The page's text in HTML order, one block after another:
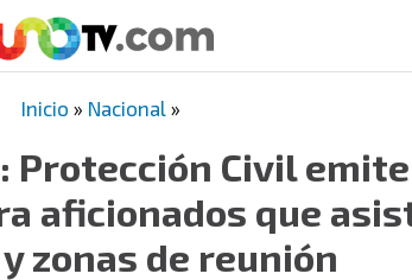
Inicio » Nacional »
Civil
aficionados que
zonas de reunión